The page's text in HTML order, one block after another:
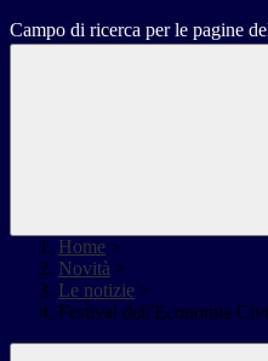
Campo di ricerca per le pagine
Home >
Novità >
Le notizie >
Festival dell'Economia